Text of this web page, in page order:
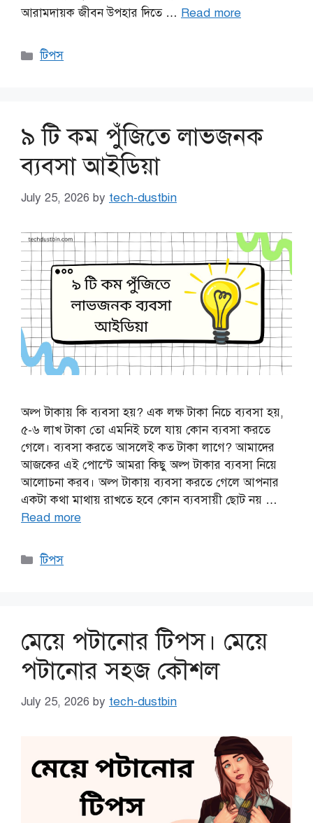
আরামদায়ক জীবন উপহার দিতে … Read more
Categories
টিপস
৯ টি কম পুঁজিতে লাভজনক
ব্যবসা আইডিয়া
July 25, 2026 by tech-dustbin
অল্প টাকায় কি ব্যবসা হয়? এক লক্ষ টাকা নিচে ব্যবসা হয়,
৫-৬ লাখ টাকা তো এমনিই চলে যায় কোন ব্যবসা করতে
গেলে। ব্যবসা করতে আসলেই কত টাকা লাগে? আমাদের
আজকের এই পোস্টে আমরা কিছু অল্প টাকার ব্যবসা নিয়ে
আলোচনা করব। অল্প টাকায় ব্যবসা করতে গেলে আপনার
একটা কথা মাথায় রাখতে হবে কোন ব্যবসায়ী ছোট নয় …
Read more
Categories
টিপস
মেয়ে পটানোর টিপস। মেয়ে
পটানোর সহজ কৌশল
July 25, 2026 by tech-dustbin